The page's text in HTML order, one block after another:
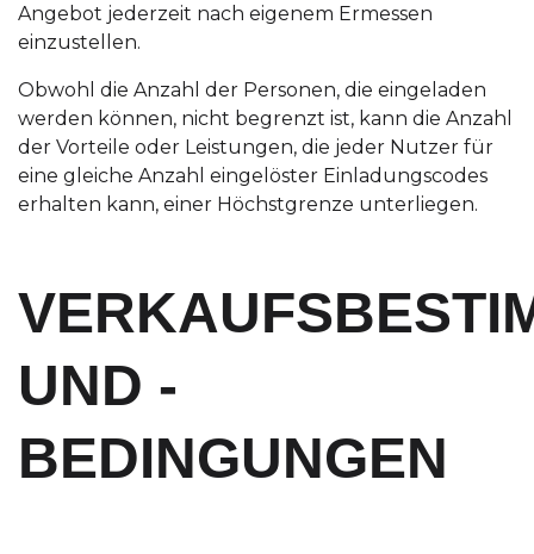
Angebot jederzeit nach eigenem Ermessen
einzustellen.
Obwohl die Anzahl der Personen, die eingeladen
werden können, nicht begrenzt ist, kann die Anzahl
der Vorteile oder Leistungen, die jeder Nutzer für
eine gleiche Anzahl eingelöster Einladungscodes
erhalten kann, einer Höchstgrenze unterliegen.
UND -
BEDINGUNGEN